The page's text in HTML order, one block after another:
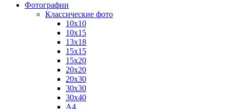
Фотографии
Классические фото
10х10
10х15
13х18
15х15
15х20
20х20
20х30
30х30
30х40
А4